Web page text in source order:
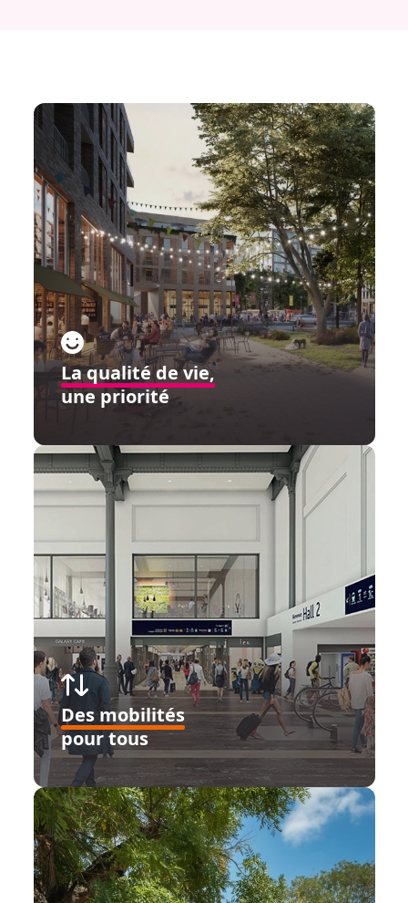
La qualité de vie,
une priorité
Des mobilités
pour tous